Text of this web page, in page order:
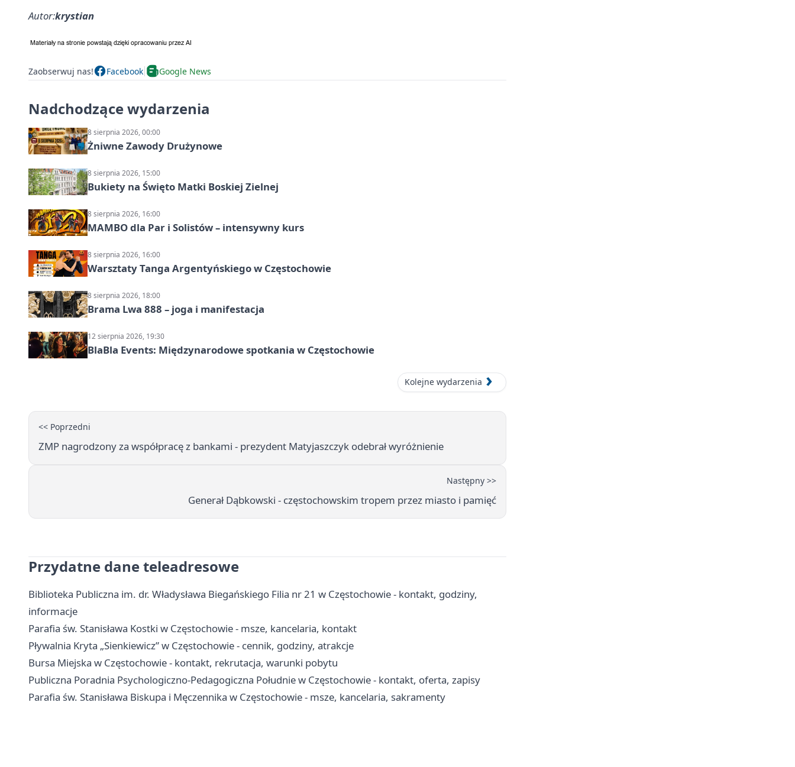
Autor:krystian
Zaobserwuj nas! Facebook Google News
Nadchodzące wydarzenia
8 sierpnia 2026, 00:00
Żniwne Zawody Drużynowe
8 sierpnia 2026, 15:00
Bukiety na Święto Matki Boskiej Zielnej
8 sierpnia 2026, 16:00
MAMBO dla Par i Solistów – intensywny kurs
8 sierpnia 2026, 16:00
Warsztaty Tanga Argentyńskiego w Częstochowie
8 sierpnia 2026, 18:00
Brama Lwa 888 – joga i manifestacja
12 sierpnia 2026, 19:30
BlaBla Events: Międzynarodowe spotkania w Częstochowie
Kolejne wydarzenia
<< Poprzedni
ZMP nagrodzony za współpracę z bankami - prezydent Matyjaszczyk odebrał wyróżnienie
Następny >>
Generał Dąbkowski - częstochowskim tropem przez miasto i pamięć
Przydatne dane teleadresowe
Biblioteka Publiczna im. dr. Władysława Biegańskiego Filia nr 21 w Częstochowie - kontakt, godziny,
informacje
Parafia św. Stanisława Kostki w Częstochowie - msze, kancelaria, kontakt
Pływalnia Kryta „Sienkiewicz” w Częstochowie - cennik, godziny, atrakcje
Bursa Miejska w Częstochowie - kontakt, rekrutacja, warunki pobytu
Publiczna Poradnia Psychologiczno-Pedagogiczna Południe w Częstochowie - kontakt, oferta, zapisy
Parafia św. Stanisława Biskupa i Męczennika w Częstochowie - msze, kancelaria, sakramenty